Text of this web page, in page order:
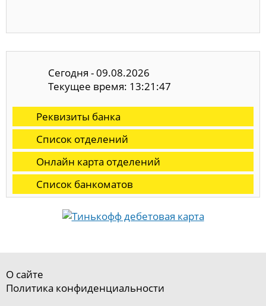
Сегодня - 09.08.2026
Текущее время: 13:21:48
Реквизиты банка
Список отделений
Онлайн карта отделений
Список банкоматов
О сайте
Политика конфиденциальности